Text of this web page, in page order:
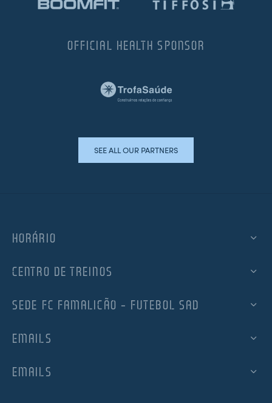
OFFICIAL HEALTH SPONSOR
SEE ALL OUR PARTNERS
HORÁRIO
CENTRO DE TREINOS
SEDE FC FAMALICÃO – FUTEBOL SAD
EMAILS
EMAILS